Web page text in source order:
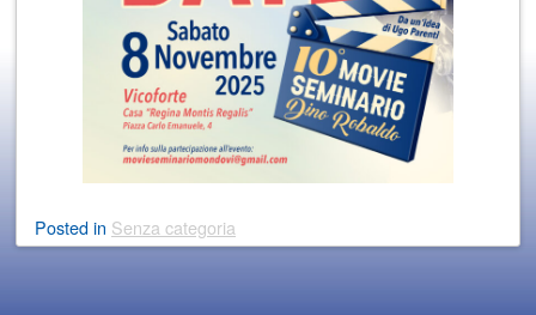
Postedin Senza categoria